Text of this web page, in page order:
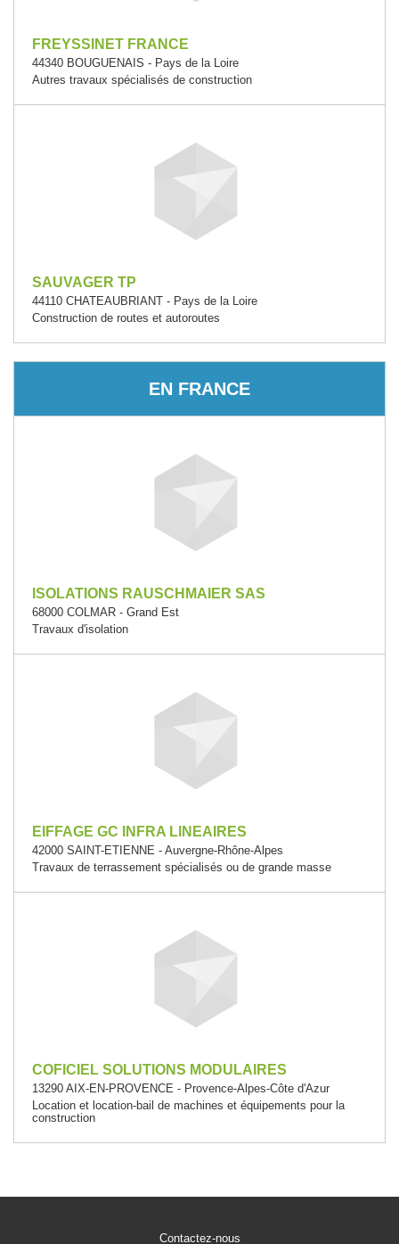
FREYSSINET FRANCE
44340 BOUGUENAIS - Pays de la Loire
Autres travaux spécialisés de construction
SAUVAGER TP
44110 CHATEAUBRIANT - Pays de la Loire
Construction de routes et autoroutes
EN FRANCE
ISOLATIONS RAUSCHMAIER SAS
68000 COLMAR - Grand Est
Travaux d'isolation
EIFFAGE GC INFRA LINEAIRES
42000 SAINT-ETIENNE - Auvergne-Rhône-Alpes
Travaux de terrassement spécialisés ou de grande masse
COFICIEL SOLUTIONS MODULAIRES
13290 AIX-EN-PROVENCE - Provence-Alpes-Côte d'Azur
Location et location-bail de machines et équipements pour la
construction
Contactez-nous